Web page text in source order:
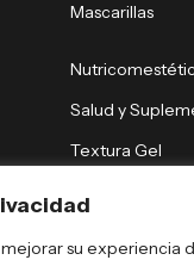
su experiencia
Mascarillas
Salud y
Textura Gel